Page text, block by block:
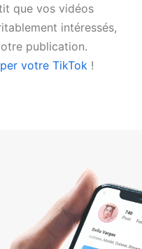
que vos vidéos
intéressés,
publication.
votre TikTok !